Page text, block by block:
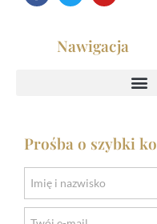
Nawigacja
Prośba o szybki